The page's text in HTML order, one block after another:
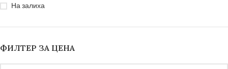
На залиха
ФИЛТЕР ЗА ЦЕНА